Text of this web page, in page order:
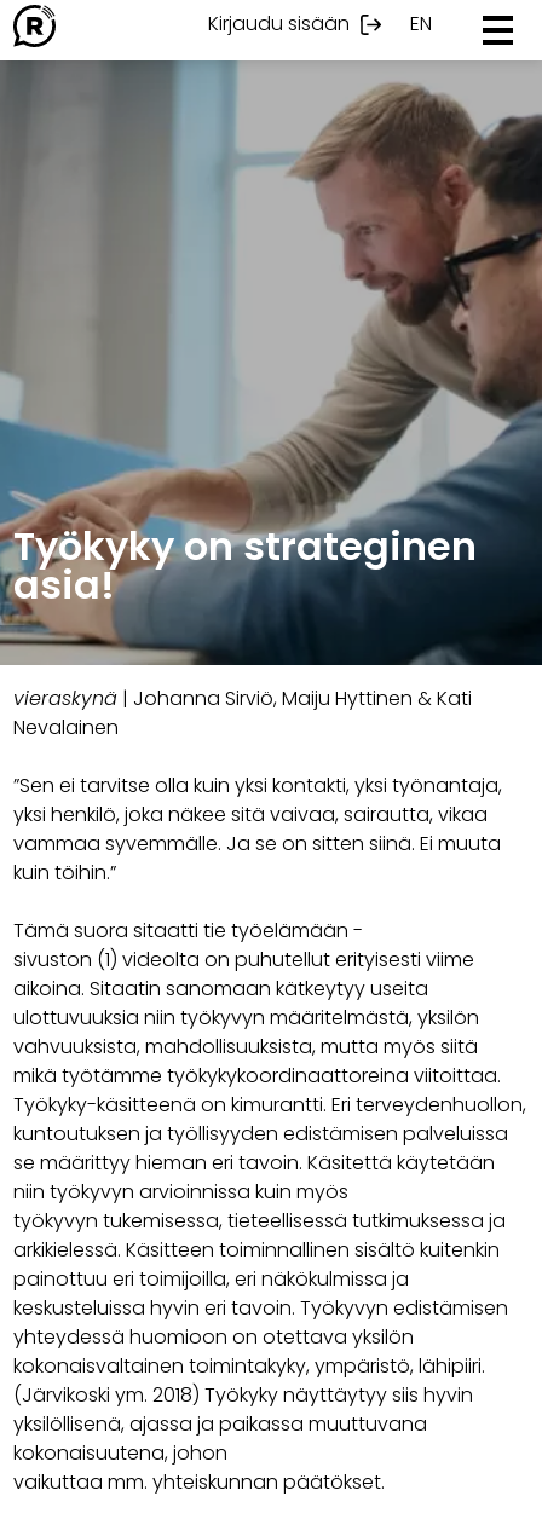
Ohita
sisältöön
Kirjaudu sisään EN
Työkyky on strateginen
asia!
vieraskynä | Johanna Sirviö, Maiju Hyttinen & Kati
Nevalainen
”Sen ei tarvitse olla kuin yksi kontakti, yksi työnantaja,
yksi henkilö, joka näkee sitä vaivaa, sairautta, vikaa
vammaa syvemmälle. Ja se on sitten siinä. Ei muuta
kuin töihin.”
Tämä suora sitaatti tie työelämään -
sivuston (1) videolta on puhutellut erityisesti viime
aikoina. Sitaatin sanomaan kätkeytyy useita
ulottuvuuksia niin työkyvyn määritelmästä, yksilön
vahvuuksista, mahdollisuuksista, mutta myös siitä
mikä työtämme työkykykoordinaattoreina viitoittaa.
Työkyky-käsitteenä on kimurantti. Eri terveydenhuollon,
kuntoutuksen ja työllisyyden edistämisen palveluissa
se määrittyy hieman eri tavoin. Käsitettä käytetään
niin työkyvyn arvioinnissa kuin myös
työkyvyn tukemisessa, tieteellisessä tutkimuksessa ja
arkikielessä. Käsitteen toiminnallinen sisältö kuitenkin
painottuu eri toimijoilla, eri näkökulmissa ja
keskusteluissa hyvin eri tavoin. Työkyvyn edistämisen
yhteydessä huomioon on otettava yksilön
kokonaisvaltainen toimintakyky, ympäristö, lähipiiri.
(Järvikoski ym. 2018) Työkyky näyttäytyy siis hyvin
yksilöllisenä, ajassa ja paikassa muuttuvana
kokonaisuutena, johon
vaikuttaa mm. yhteiskunnan päätökset.